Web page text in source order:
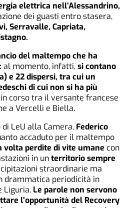
elettrica nell’Alessandrino,
dei guasti entro stasera,
Serravalle, Capriata,
del maltempo che ha
al momento, infatti,si contano
e 22 dispersi, tra cui un
di cui non si ha più
corso tra il versante francese
a Vercelli e Biella.
LeU alla Camera, Federico
accaduto per il maltempo
volta perdite di vite umane con
in unterritorio sempre
straordinarie ma
drammatica periodicità in
Liguria. Le parole non servono
l’opportunità del Recovery